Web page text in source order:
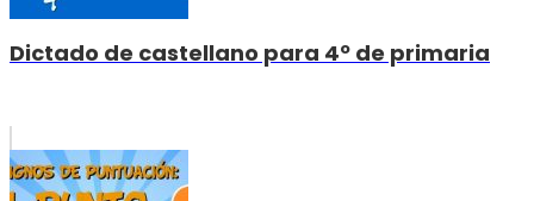
Dictado de castellano para 4º de primaria